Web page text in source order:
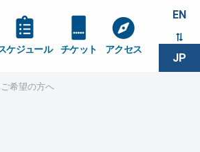
EN
JP
ケジュール チケット アクセス
希望の方へ